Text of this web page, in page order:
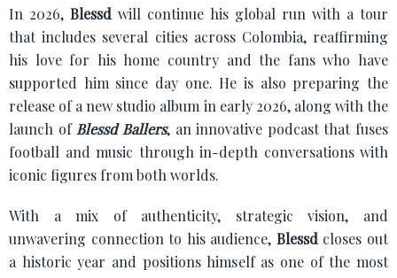
In 2026, Blessd will continue his global run with a tour
that includes several cities across Colombia, reaffirming
his love for his home country and the fans who have
supported him since day one. He is also preparing the
release of a new studio album in early 2026, along with the
launch of Blessd Ballers, an innovative podcast that fuses
football and music through in-depth conversations with
iconic figures from both worlds.
With a mix of authenticity, strategic vision, and
unwavering connection to his audience, Blessd closes out
a historic year and positions himself as one of the most